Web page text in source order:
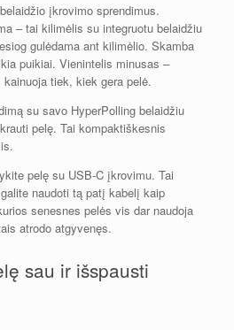
įkrovimo sprendimus.
– tai kilimėlis su integruotu belaidžiu
gulėdama ant kilimėlio. Skamba
puikiai. Vienintelis minusas –
tiek, kiek gera pelė.
su savo HyperPolling belaidžiu
pelę. Tai kompaktiškesnis
pelę su USB-C įkrovimu. Tai
naudoti tą patį kabelį kaip
senesnes pelės vis dar naudoja
atrodo atgyvenęs.
sau ir išspausti